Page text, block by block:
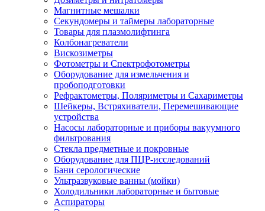
Магнитные мешалки
Секундомеры и таймеры лабораторные
Товары для плазмолифтинга
Колбонагреватели
Вискозиметры
Фотометры и Спектрофотометры
Оборудование для измельчения и
пробоподготовки
Рефрактометры, Поляриметры и Сахариметры
Шейкеры, Встряхиватели, Перемешивающие
устройства
Насосы лабораторные и приборы вакуумного
фильтрования
Стекла предметные и покровные
Оборудование для ПЦР-исследований
Бани серологические
Ультразвуковые ванны (мойки)
Холодильники лабораторные и бытовые
Аспираторы